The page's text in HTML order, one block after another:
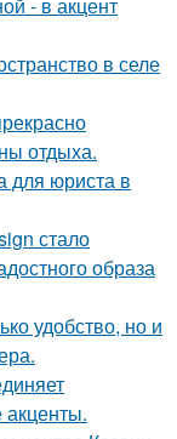
в селе
отдыха.
для юриста в
стало
образа
удобство, но и
акценты.